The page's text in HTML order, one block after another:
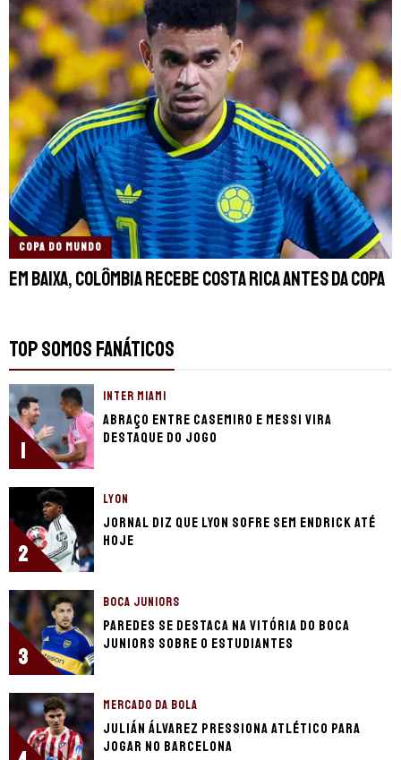
COPA DO MUNDO
Em baixa, Colômbia recebe Costa Rica antes da Copa
TOP SOMOS FANÁTICOS
1
INTER MIAMI
Abraço entre Casemiro e Messi vira
destaque do jogo
2
LYON
Jornal diz que Lyon sofre sem Endrick até
hoje
3
BOCA JUNIORS
Paredes se destaca na vitória do Boca
Juniors sobre o Estudiantes
MERCADO DA BOLA
Julián Álvarez pressiona Atlético para
jogar no Barcelona